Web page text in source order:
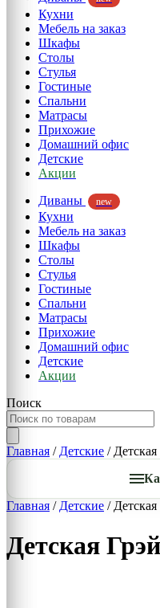
Кухни
Мебель на заказ
Шкафы
Столы
Стулья
Гостиные
Спальни
Матрасы
Прихожие
Домашний офис
Детские
Акции
Диваны
new
Кухни
Мебель на заказ
Шкафы
Столы
Стулья
Гостиные
Спальни
Матрасы
Прихожие
Домашний офис
Детские
Акции
Поиск
Главная /Детские /
Главная /Детские /
Детская